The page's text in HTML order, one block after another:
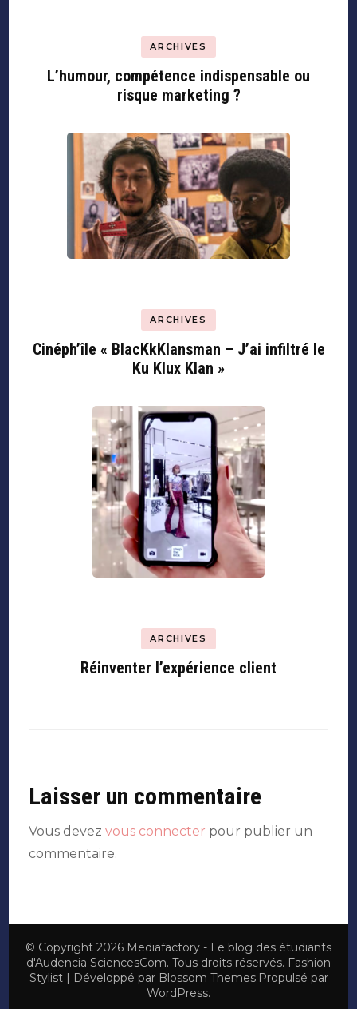
ARCHIVES
L’humour, compétence indispensable ou
risque marketing ?
ARCHIVES
Cinéph’île « BlacKkKlansman – J’ai infiltré le
Ku Klux Klan »
ARCHIVES
Réinventer l’expérience client
Laisser un commentaire
Vous devezvous connecter pour publier un
commentaire.
© Copyright 2026 Mediafactory - Le blog des étudiants
d'Audencia SciencesCom. Tous droits réservés. Fashion
Stylist | Développé par Blossom Themes.Propulsé par
WordPress.